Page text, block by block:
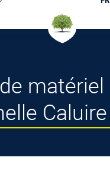
Caluire